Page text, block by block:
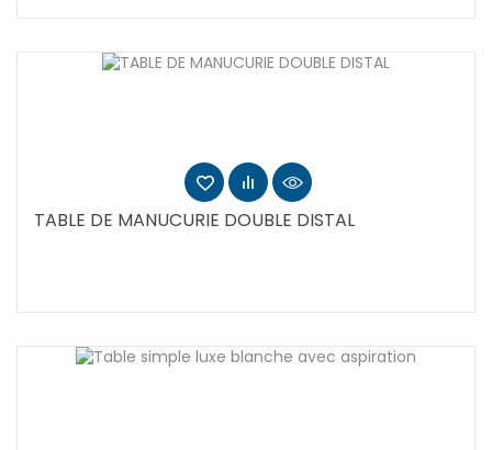
TABLE DE MANUCURIE DOUBLE DISTAL